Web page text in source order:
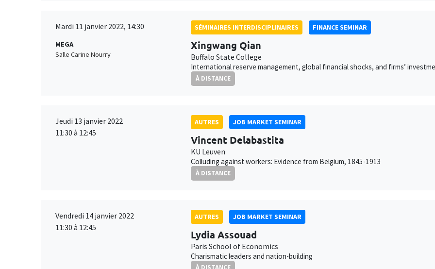
Mardi 11 janvier 2022, 14:30
MEGA
Salle Carine Nourry
SÉMINAIRES INTERDISCIPLINAIRES FINANCE SEMINAR
Xingwang Qian
Buffalo State College
International reserve management, global financial shocks, and firms’
À DISTANCE
Jeudi 13 janvier 2022
11:30 à 12:45
AUTRES JOB MARKET SEMINAR
Vincent Delabastita
KU Leuven
Colluding against workers: Evidence from Belgium, 1845-1913
À DISTANCE
Vendredi 14 janvier 2022
11:30 à 12:45
AUTRES JOB MARKET SEMINAR
Lydia Assouad
Paris School of Economics
Charismatic leaders and nation-building